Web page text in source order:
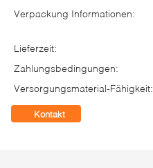
Verpackung Informationen:
Lieferzeit:
Zahlungsbedingungen:
Versorgungsmaterial-Fähigkeit:
Kontakt